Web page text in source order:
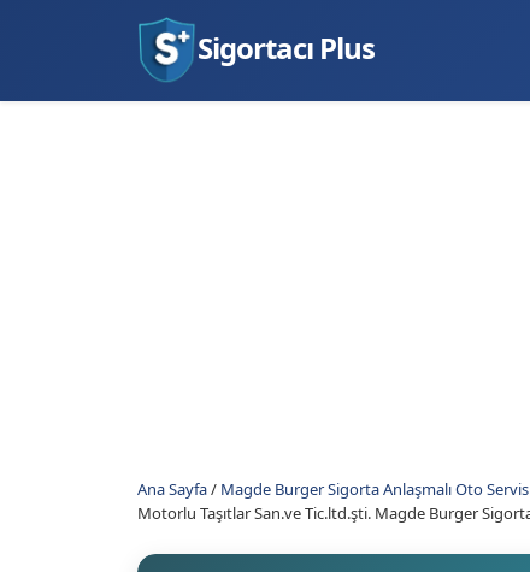
Sigortacı Plus
Ana Sayfa/ Magde Burger Sigorta Anlaşmalı Oto
Motorlu Taşıtlar San.ve Tic.ltd.şti. Magde Burger